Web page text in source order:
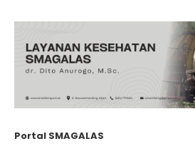
Portal SMAGALAS